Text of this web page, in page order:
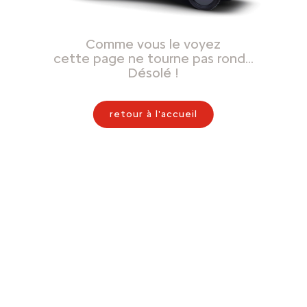
Comme vous le voyez
cette page ne tourne pas rond…
Désolé !
retour à l'accueil